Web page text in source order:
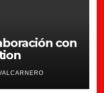
con